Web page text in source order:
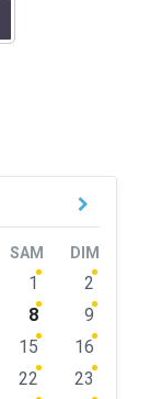
SAM DIM
1
2
8
9
15
16
22
23